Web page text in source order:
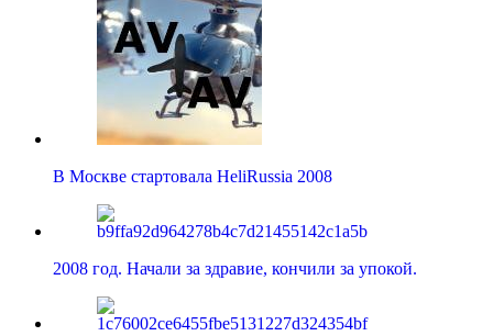
В Москве стартовала HeliRussia 2008
2008 год. Начали за здравие, кончили за упокой.